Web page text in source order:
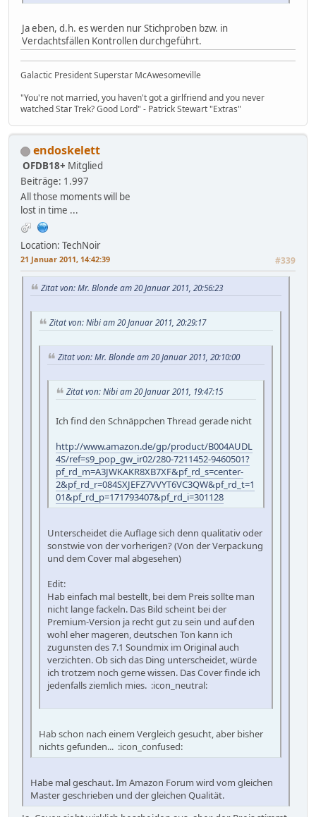
Ja eben, d.h. es werden nur Stichproben bzw. in
Verdachtsfällen Kontrollen durchgeführt.
Galactic President Superstar McAwesomeville
"You're not married, you haven't got a girlfriend and you never
watched Star Trek? Good Lord" - Patrick Stewart "Extras"
endoskelett
OFDB18+ Mitglied
Beiträge: 1.997
All those moments will be
lost in time ...
Location: TechNoir
21 Januar 2011, 14:42:39 #339
Zitat von: Mr. Blonde am 20 Januar 2011, 20:56:23
Zitat von: Nibi am 20 Januar 2011, 20:29:17
Zitat von: Mr. Blonde am 20 Januar 2011, 20:10:00
Zitat von: Nibi am 20 Januar 2011, 19:47:15
Ich find den Schnäppchen Thread gerade nicht
http://www.amazon.de/gp/product/B004AUDL
4S/ref=s9_pop_gw_ir02/280-7211452-9460501?
pf_rd_m=A3JWKAKR8XB7XF&pf_rd_s=center-
2&pf_rd_r=084SXJEFZ7VVYT6VC3QW&pf_rd_t=1
01&pf_rd_p=171793407&pf_rd_i=301128
Unterscheidet die Auflage sich denn qualitativ oder
sonstwie von der vorherigen? (Von der Verpackung
und dem Cover mal abgesehen)
Edit:
Hab einfach mal bestellt, bei dem Preis sollte man
nicht lange fackeln. Das Bild scheint bei der
Premium-Version ja recht gut zu sein und auf den
wohl eher mageren, deutschen Ton kann ich
zugunsten des 7.1 Soundmix im Original auch
verzichten. Ob sich das Ding unterscheidet, würde
ich trotzem noch gerne wissen. Das Cover finde ich
jedenfalls ziemlich mies. :icon_neutral:
Hab schon nach einem Vergleich gesucht, aber bisher
nichts gefunden... :icon_confused:
Habe mal geschaut. Im Amazon Forum wird vom gleichen
Master geschrieben und der gleichen Qualität.